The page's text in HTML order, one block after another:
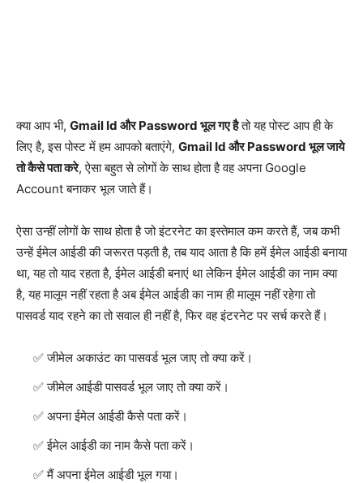
क्या आप भी, Gmail Id और Password भूल गए हैतो यह पोस्ट आप ही के
लिए है, इस पोस्ट में हम आपको बताएंगे, Gmail Id और Password भूल जाये
तो कैसे पता करे, ऐसा बहुत से लोगों के साथ होता है वह अपना Google
Account बनाकर भूल जाते हैं।
ऐसा उन्हीं लोगों के साथ होता है जो इंटरनेट का इस्तेमाल कम करते हैं, जब कभी
उन्हें ईमेल आईडी की जरूरत पड़ती है, तब याद आता है कि हमें ईमेल आईडी बनाया
था, यह तो याद रहता है, ईमेल आईडी बनाएं था लेकिन ईमेल आईडी का नाम क्या
है, यह मालूम नहीं रहता है अब ईमेल आईडी का नाम ही मालूम नहीं रहेगा तो
पासवर्ड याद रहने का तो सवाल ही नहीं है, फिर वह इंटरनेट पर सर्च करते हैं।
जीमेल अकाउंट का पासवर्ड भूल जाए तो क्या करें।
जीमेल आईडी पासवर्ड भूल जाए तो क्या करें।
अपना ईमेल आईडी कैसे पता करें।
ईमेल आईडी का नाम कैसे पता करें।
मैं अपना ईमेल आईडी भूल गया।